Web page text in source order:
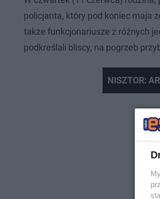
policjanta, który pod koniec maja
także funkcjonariusze z różnych
podkreślali bliscy, na pogrzeb
NISZTOR: